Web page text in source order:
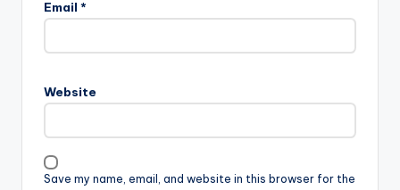
Email *
Website
Save my name, email, and website in this browser for the